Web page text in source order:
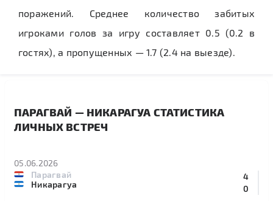
поражений. Среднее количество забитых
игроками голов за игру составляет 0.5 (0.2 в
гостях), а пропущенных — 1.7 (2.4 на выезде).
ПАРАГВАЙ — НИКАРАГУА СТАТИСТИКА
ЛИЧНЫХ ВСТРЕЧ
05.06.2026
Парагвай
4
0
Никарагуа